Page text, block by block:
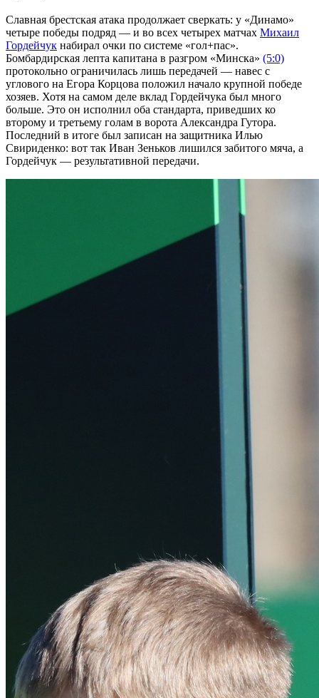
Славная брестская атака продолжает сверкать: у «Динамо»
четыре победы подряд — и во всех четырех матчах Михаил
Гордейчук набирал очки по системе «гол+пас».
Бомбардирская лепта капитана в разгром «Минска» (5:0)
протокольно ограничилась лишь передачей — навес с
углового на Егора Корцова положил начало крупной победе
хозяев. Хотя на самом деле вклад Гордейчука был много
больше. Это он исполнил оба стандарта, приведших ко
второму и третьему голам в ворота Александра Гутора.
Последний в итоге был записан на защитника Илью
Свириденко: вот так Иван Зеньков лишился забитого мяча, а
Гордейчук — результативной передачи.